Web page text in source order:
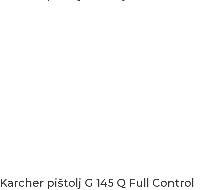
Karcher pištolj G 145 Q Full Control